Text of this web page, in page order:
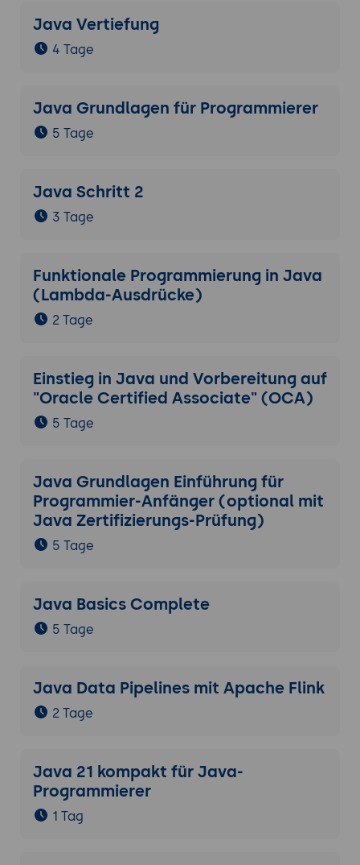
Java Vertiefung
4 Tage
Java Grundlagen für Programmierer
5 Tage
Java Schritt 2
3 Tage
Funktionale Programmierung in Java
(Lambda-Ausdrücke)
2 Tage
Einstieg in Java und Vorbereitung auf
"Oracle Certified Associate" (OCA)
5 Tage
Java Grundlagen Einführung für
Programmier-Anfänger (optional mit
Java Zertifizierungs-Prüfung)
5 Tage
Java Basics Complete
5 Tage
Java Data Pipelines mit Apache Flink
2 Tage
Java 21 kompakt für Java-
Programmierer
1 Tag